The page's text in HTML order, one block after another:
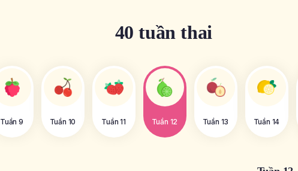
40 tuần thai
Tuần 9 Tuần 10 Tuần 11 Tuần 12 Tuần 13 Tuần 14